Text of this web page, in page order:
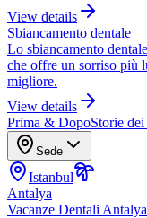
View details
Sbiancamento dentale
Lo sbiancamento
che offre un sorriso più
migliore.
View details
Prima & DopoStorie
Sede
Istanbul
Antalya
Vacanze Dentali Antalya